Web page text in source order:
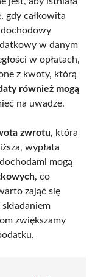
gdy całkowita
dochodowy
w danym
w opłatach,
z kwoty, którą
również mogą
na uwadze.
zwrotu, która
wypłata
mogą
, co
zająć się
zwiększamy